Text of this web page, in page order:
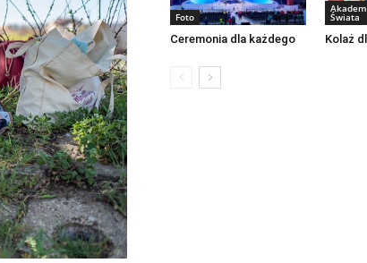
Foto
Ceremonia dla każdego
Świata
Kolaż